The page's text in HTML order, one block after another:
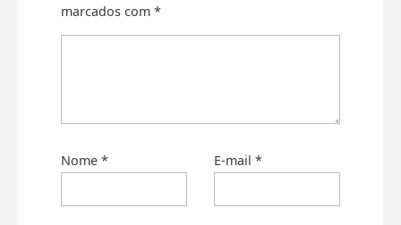
marcados com *
Nome * E-mail *